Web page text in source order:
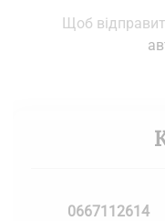
Щоб
0667112614